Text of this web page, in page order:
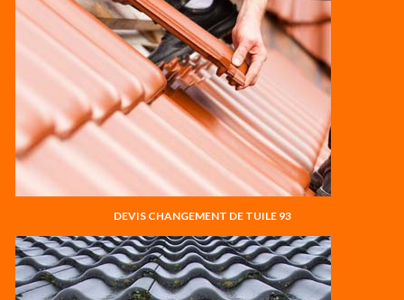
DEVIS CHANGEMENT DE TUILE 93